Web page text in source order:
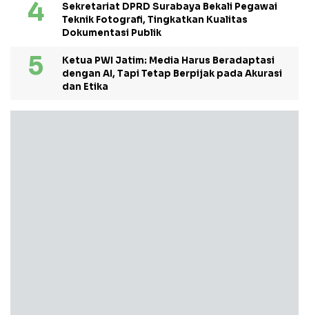
Sekretariat DPRD Surabaya Bekali Pegawai
Teknik Fotografi, Tingkatkan Kualitas
Dokumentasi Publik
Ketua PWI Jatim: Media Harus Beradaptasi
dengan AI, Tapi Tetap Berpijak pada Akurasi
dan Etika